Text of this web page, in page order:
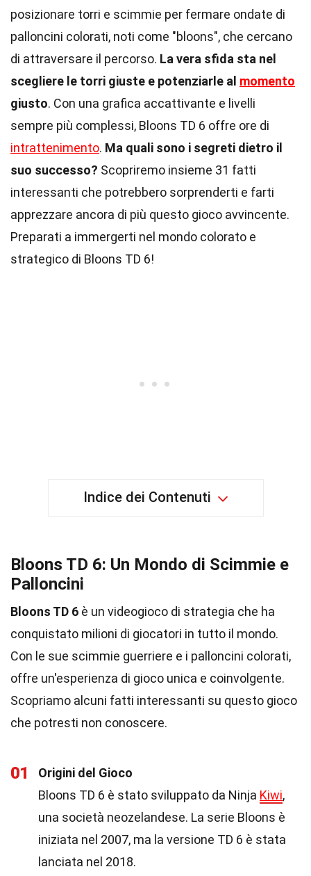
posizionare torri e scimmie per fermare ondate di
palloncini colorati, noti come "bloons", che cercano
di attraversare il percorso. La vera sfida sta nel
scegliere le torri giuste e potenziarle al momento
giusto. Con una grafica accattivante e livelli
sempre più complessi, Bloons TD 6 offre ore di
intrattenimento. Ma quali sono i segreti dietro il
suo successo? Scopriremo insieme 31 fatti
interessanti che potrebbero sorprenderti e farti
apprezzare ancora di più questo gioco avvincente.
Preparati a immergerti nel mondo colorato e
strategico di Bloons TD 6!
Indice dei Contenuti
Bloons TD 6: Un Mondo di Scimmie e
Palloncini
Bloons TD 6 è un videogioco di strategia che ha
conquistato milioni di giocatori in tutto il mondo.
Con le sue scimmie guerriere e i palloncini colorati,
offre un'esperienza di gioco unica e coinvolgente.
Scopriamo alcuni fatti interessanti su questo gioco
che potresti non conoscere.
01
Origini del Gioco
Bloons TD 6 è stato sviluppato da Ninja Kiwi,
una società neozelandese. La serie Bloons è
iniziata nel 2007, ma la versione TD 6 è stata
lanciata nel 2018.